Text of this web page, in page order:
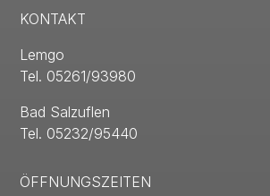
KONTAKT
Lemgo
Tel. 05261/93980
Bad Salzuflen
Tel. 05232/95440
ÖFFNUNGSZEITEN